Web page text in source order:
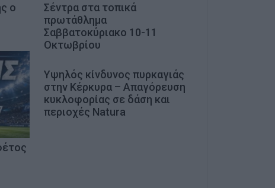
ο
Σέντρα στα τοπικά
πρωτάθλημα
Σαββατοκύριακο 10-11
Οκτωβρίου
Υψηλός κίνδυνος πυρκαγιάς
στην Κέρκυρα – Απαγόρευση
κυκλοφορίας σε δάση και
περιοχές Natura